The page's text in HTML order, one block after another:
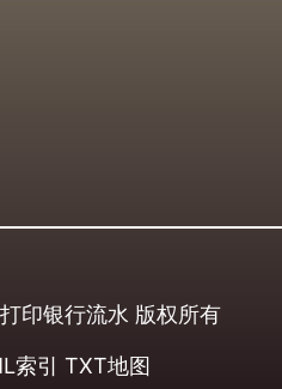
打印银行流水 版权所有
索引 TXT地图